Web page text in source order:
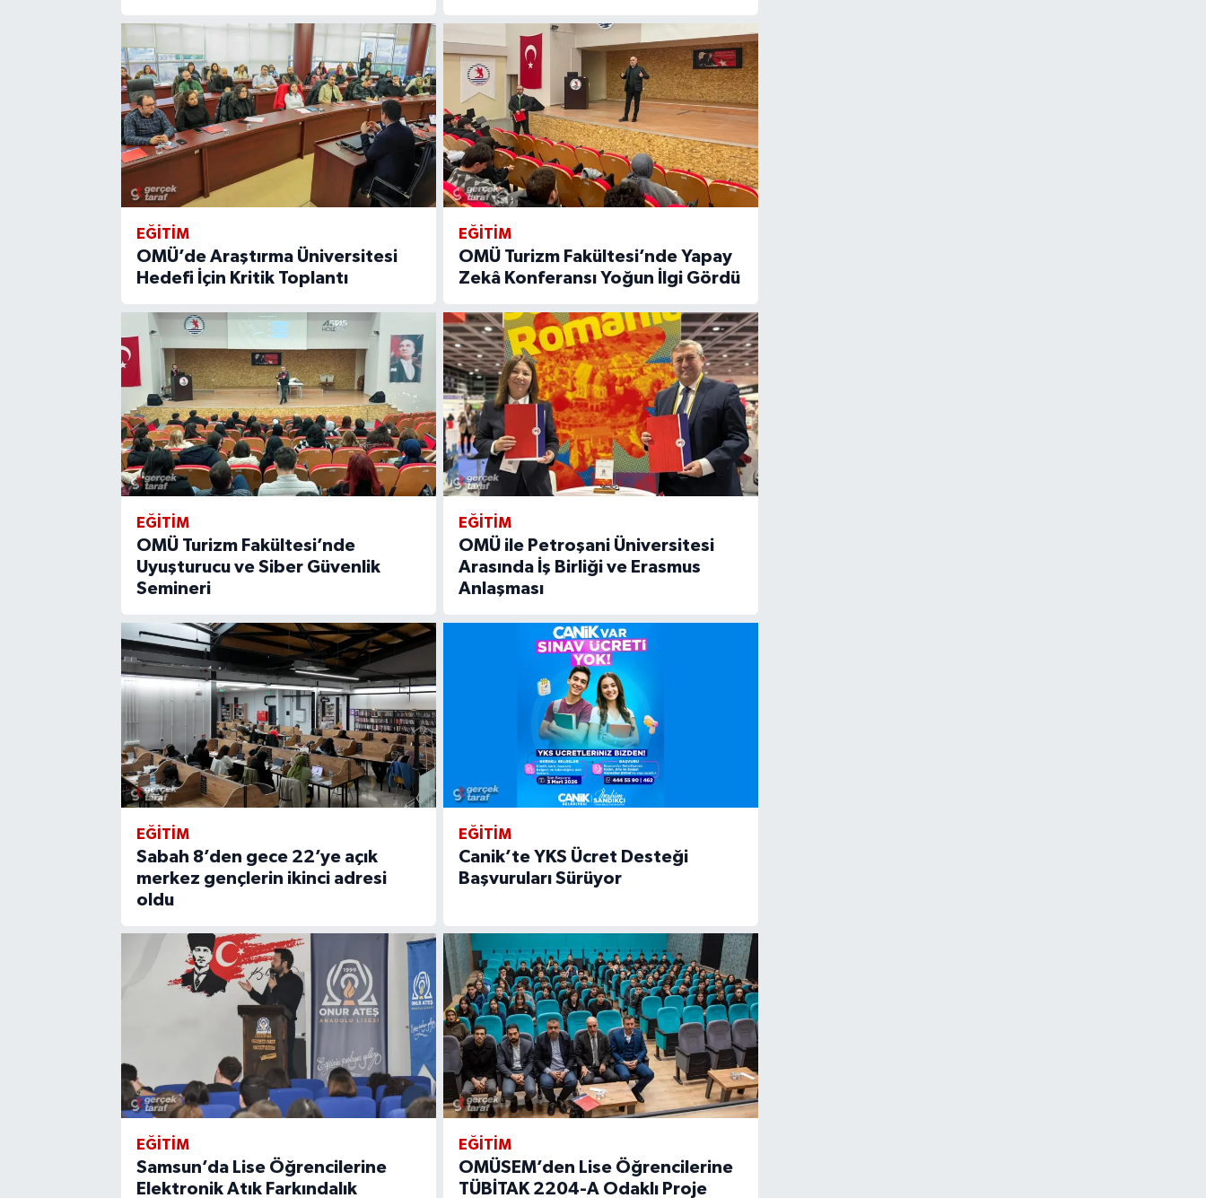
EĞİTİM
OMÜ’de Araştırma Üniversitesi
Hedefi İçin Kritik Toplantı
EĞİTİM
OMÜ Turizm Fakültesi’nde Yapay
Zekâ Konferansı Yoğun İlgi Gördü
EĞİTİM
OMÜ Turizm Fakültesi’nde
Uyuşturucu ve Siber Güvenlik
Semineri
EĞİTİM
OMÜ ile Petroşani Üniversitesi
Arasında İş Birliği ve Erasmus
Anlaşması
EĞİTİM
Sabah 8’den gece 22’ye açık
merkez gençlerin ikinci adresi
oldu
EĞİTİM
Canik’te YKS Ücret Desteği
Başvuruları Sürüyor
EĞİTİM
Samsun’da Lise Öğrencilerine
Elektronik Atık Farkındalık
EĞİTİM
OMÜSEM’den Lise Öğrencilerine
TÜBİTAK 2204-A Odaklı Proje